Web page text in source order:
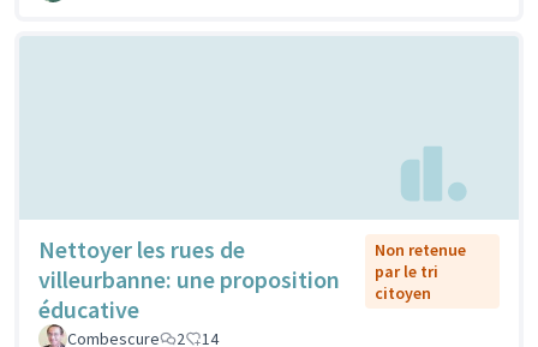
Nettoyer les rues de
villeurbanne: une proposition
éducative
Non retenue
par le tri
citoyen
Combescure 2 14